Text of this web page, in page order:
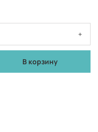
+
В корзину